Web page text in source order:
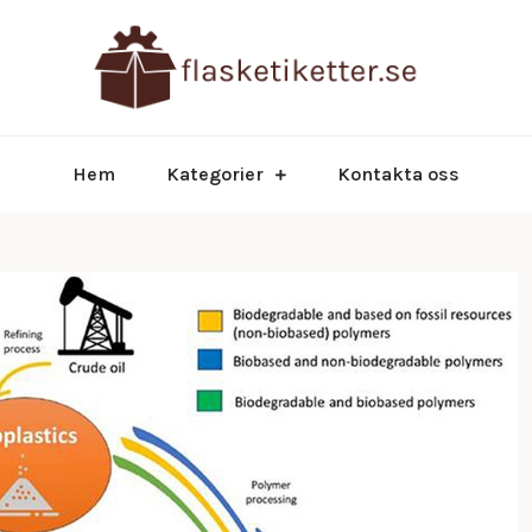
Hem Kategorier Kontakta oss